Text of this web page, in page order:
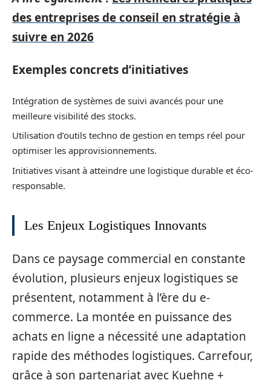
des entreprises de conseil en stratégie à
suivre en 2026
Exemples concrets d’initiatives
Intégration de systèmes de suivi avancés pour une
meilleure visibilité des stocks.
Utilisation d’outils techno de gestion en temps réel pour
optimiser les approvisionnements.
Initiatives visant à atteindre une logistique durable et éco-
responsable.
Les Enjeux Logistiques Innovants
Dans ce paysage commercial en constante
évolution, plusieurs enjeux logistiques se
présentent, notamment à l’ère du e-
commerce. La montée en puissance des
achats en ligne a nécessité une adaptation
rapide des méthodes logistiques. Carrefour,
grâce à son partenariat avec Kuehne +